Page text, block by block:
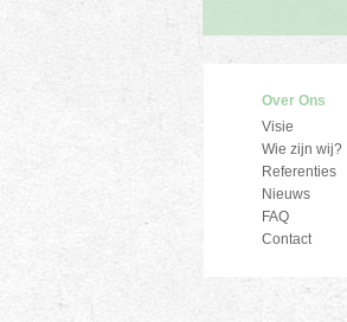
Over Ons
Visie
Wie zijn wij?
Referenties
Nieuws
FAQ
Contact